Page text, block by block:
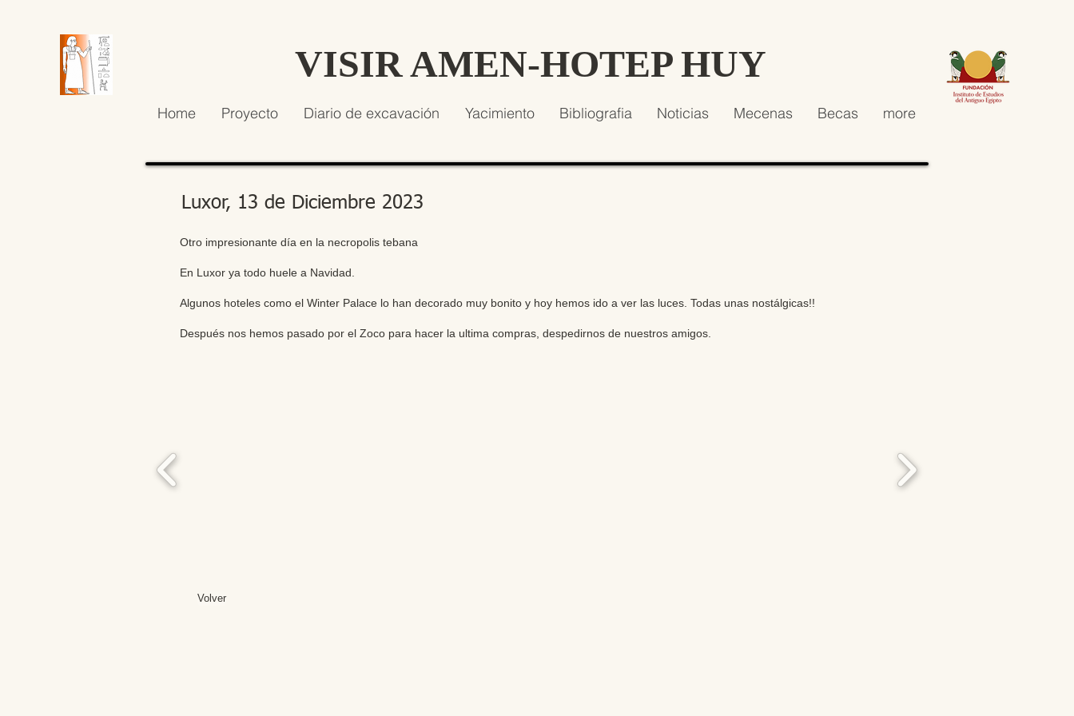
VISIR AMEN-HOTEP HUY
Home Proyecto Diario de excavación Yacimiento Bibliografia Noticias Mecenas Becas more
Luxor, 13 de Diciembre 2023
Otro impresionante día en la necropolis tebana
En Luxor ya todo huele a Navidad.
Algunos hoteles como el Winter Palace lo han decorado muy bonito y hoy hemos ido a ver las luces. Todas unas nostálgicas!!
Después nos hemos pasado por el Zoco para hacer la ultima compras, despedirnos de nuestros amigos.
Volver